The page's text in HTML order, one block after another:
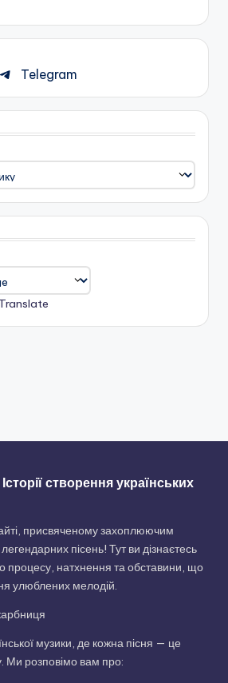
Telegram
Translate
створення українських
присвяченому захоплюючим
пісень! Тут ви дізнаєтесь
процесу, натхнення та обставини, що
улюблених мелодій.
музики, де кожна пісня — це
Ми розповімо вам про: